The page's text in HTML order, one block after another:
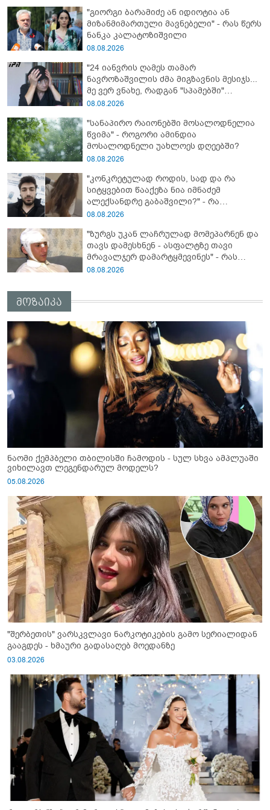
"გიორგი ბარამიძე ან იდიოტია ან
მიზანმიმართული მავნებელი" - რას წერს
ნანკა კალატოზიშვილი
08.08.2026
"24 იანვრის ღამეს თამარ
ნავროზაშვილის ძმა მიგზავნის მესიჯს...
მე ვერ ვნახე, რადგან "სპამებში"
ჩავარდა": რა მისწერა ნია იმნაძის ბიძამ
"სქრინს" აქვეყნებს
08.08.2026
"სანაპირო რაიონებში მოსალოდნელია
წვიმა" - როგორი ამინდია
მოსალოდნელი უახლოეს დღეებში?
08.08.2026
"კონკრეტულად როდის, სად და რა
სიტყვებით წააქეზა ნია იმნაძემ
ალექსანდრე გაბაშვილი?" - რა
მიმართვას ავრცელებს ნია იმნაძის
08.08.2026
"ზურგს უკან ლაჩრულად მომეპარნენ და
თავს დამესხნენ - ასფალტზე თავი
მრავალჯერ დამარტყმევინეს" - რას
ჰყვება კურიერი, რომელსაც
08.08.2026
მოზაიკა
ნაომი ქემპბელი თბილისში ჩამოდის - სულ სხვა ამპლუაში
ვიხილავთ ლეგენდარულ მოდელს?
05.08.2026
"შერბეთის" ვარსკვლავი ნარკოტიკების გამო სერიალიდან
გააგდეს - ხმაური გადასაღებ მოედანზე
03.08.2026